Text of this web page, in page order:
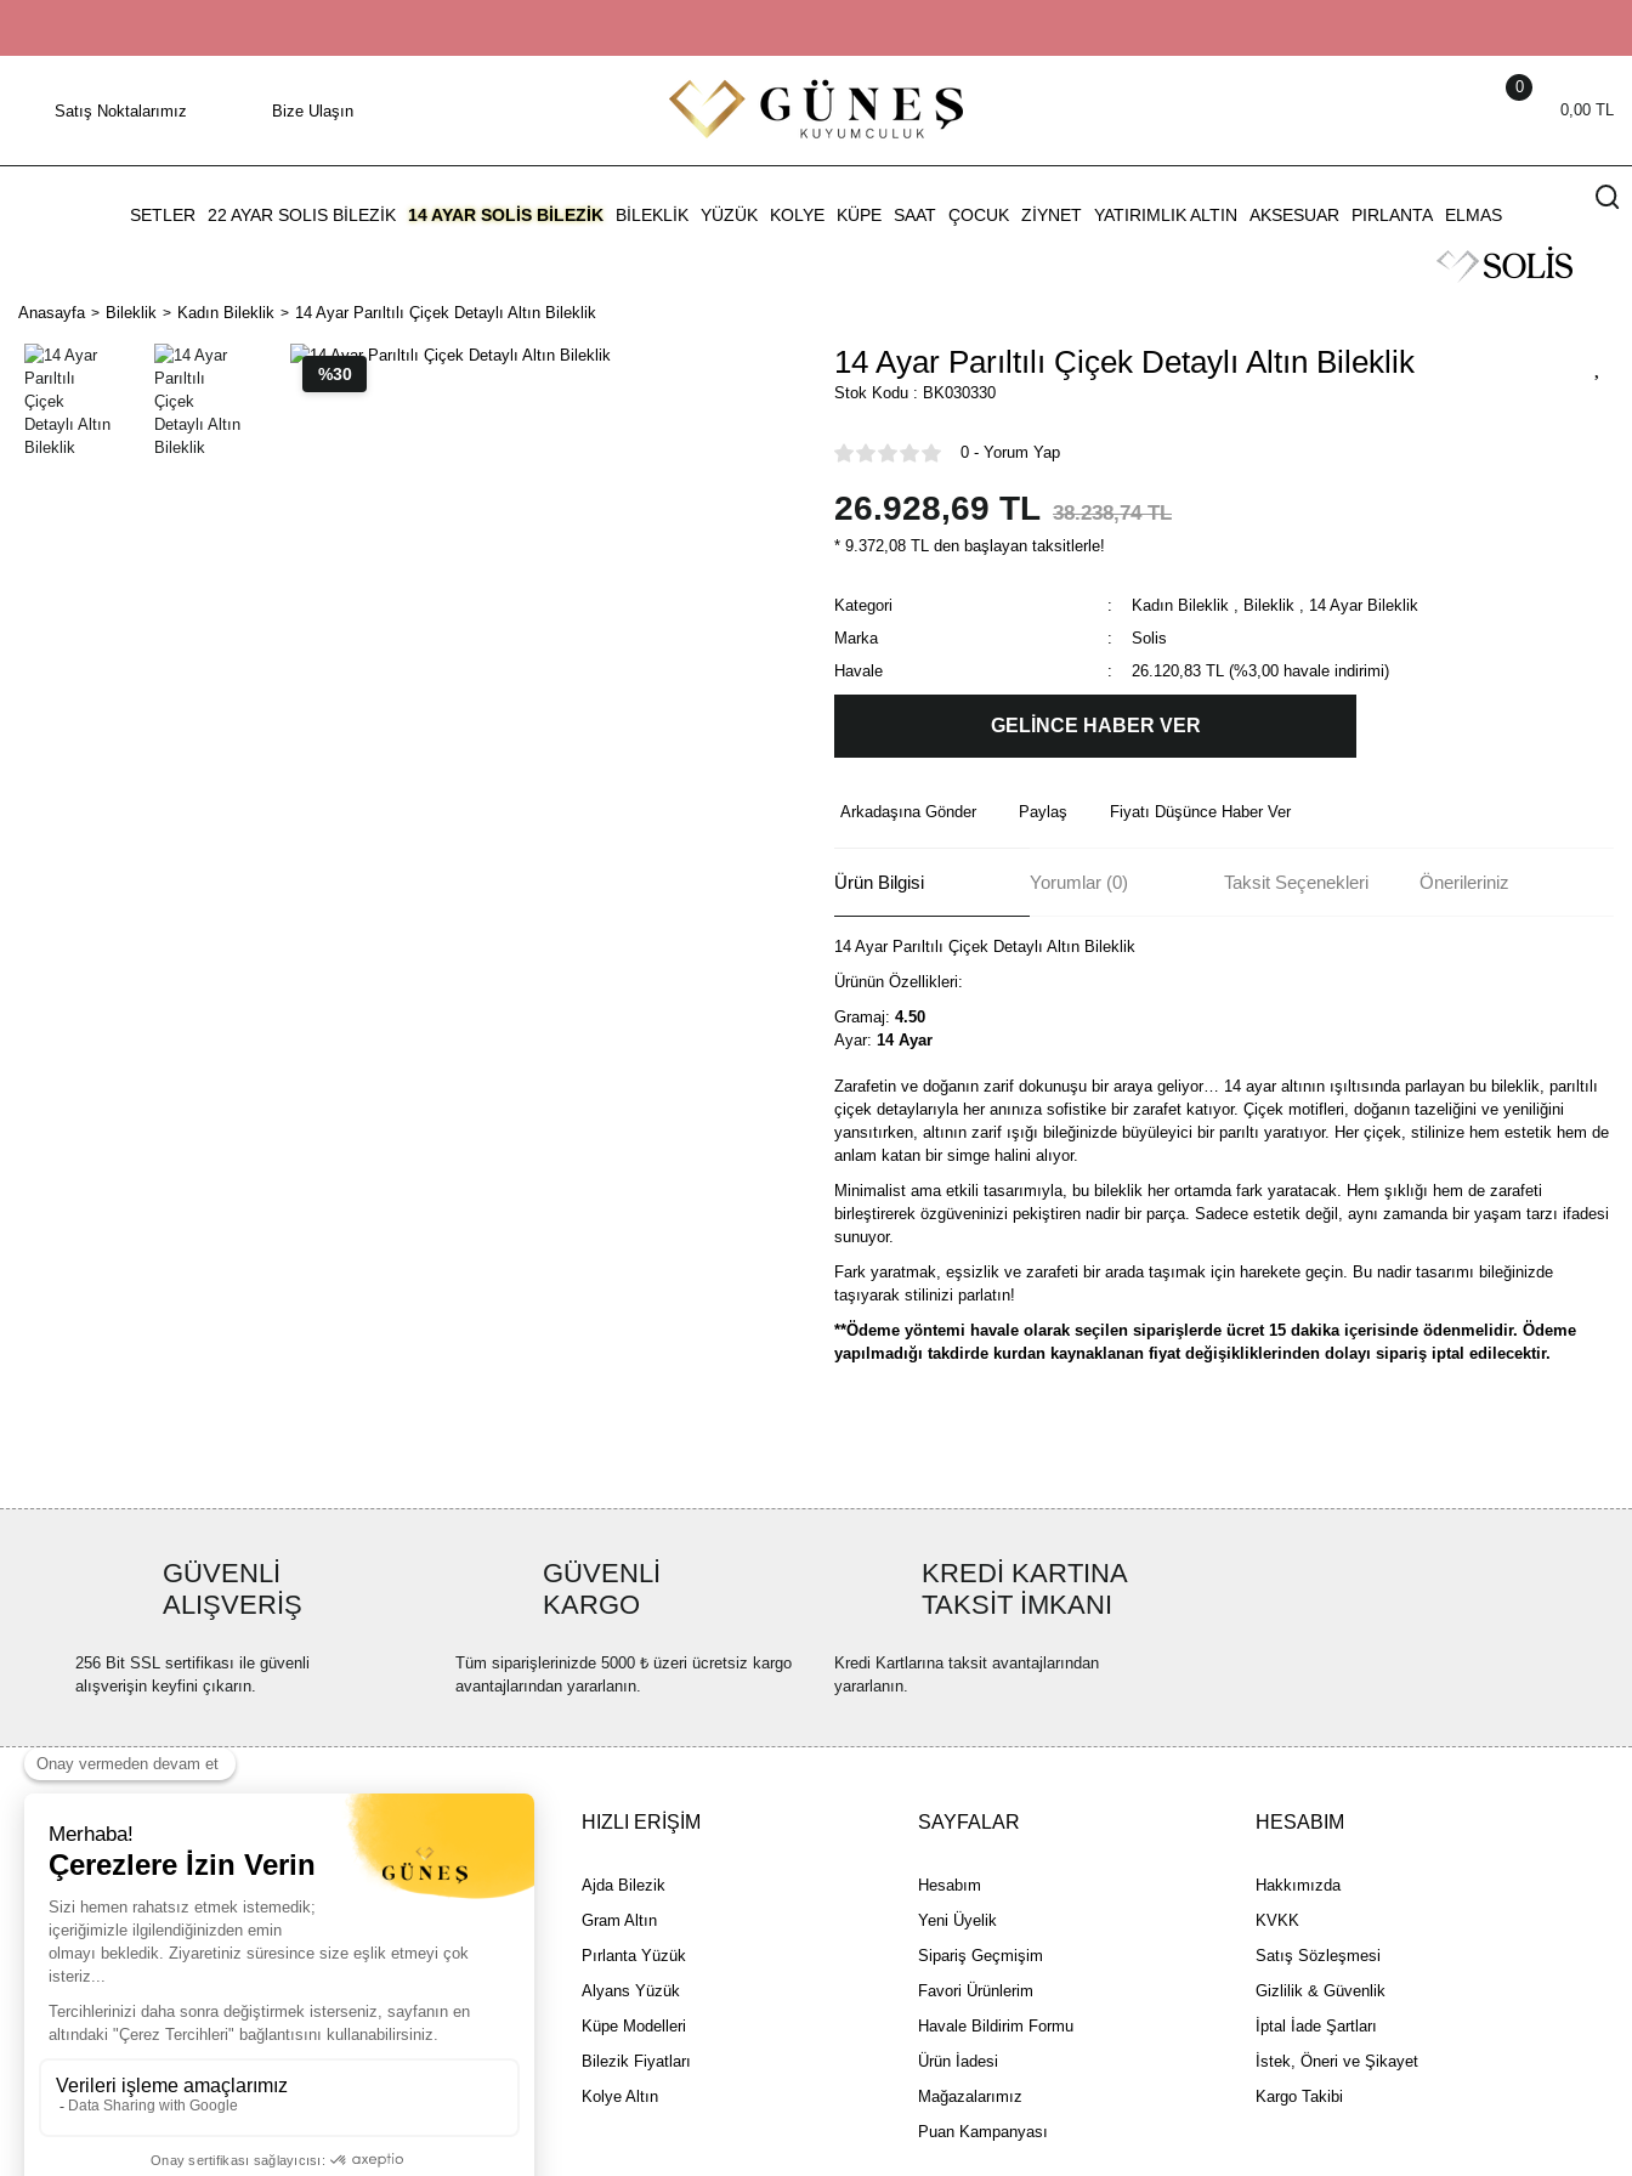
Satış Noktalarımız Bize Ulaşın 0,00 TL
0
SETLER 22 AYAR SOLIS BİLEZİK 14 AYAR SOLIS BILEZIK BILEKLIK YÜZÜK KOLYE KÜPE SAAT ÇOCUK ZIYNET YATIRIMLIK ALTIN AKSESUAR PIRLANTA ELMAS
Anasayfa Bileklik Kadın Bileklik 14 Ayar Parıltılı Çiçek Detaylı Altın Bileklik
%30 14 Ayar Parıltılı Çiçek Detaylı Altın Bileklik
Stok Kodu : BK030330
0 - Yorum Yap
26.928,69 TL 38.238,74 TL
* 9.372,08 TL den başlayan taksitlerle!
Kategori Kadın Bileklik , Bileklik , 14 Ayar Bileklik
Marka
Solis
Havale
26.120,83 TL (%3,00 havale indirimi)
GELİNCE HABER VER
Arkadaşına Gönder Paylaş Fiyatı Düşünce Haber Ver
Ürün Bilgisi Yorumlar (0) Taksit Seçenekleri Önerileriniz
14 Ayar Parıltılı Çiçek Detaylı Altın Bileklik
Ürünün Özellikleri:
Gramaj: 4.50
Ayar: 14 Ayar
Zarafetin ve doğanın zarif dokunuşu bir araya geliyor… 14 ayar altının ışıltısında parlayan bu bileklik, parıltılı
çiçek detaylarıyla her anınıza sofistike bir zarafet katıyor. Çiçek motifleri, doğanın tazeliğini ve yeniliğini
yansıtırken, altının zarif ışığı bileğinizde büyüleyici bir parıltı yaratıyor. Her çiçek, stilinize hem estetik hem de
anlam katan bir simge halini alıyor.
Minimalist ama etkili tasarımıyla, bu bileklik her ortamda fark yaratacak. Hem şıklığı hem de zarafeti
birleştirerek özgüveninizi pekiştiren nadir bir parça. Sadece estetik değil, aynı zamanda bir yaşam tarzı ifadesi
sunuyor.
Fark yaratmak, eşsizlik ve zarafeti bir arada taşımak için harekete geçin. Bu nadir tasarımı bileğinizde
taşıyarak stilinizi parlatın!
**Ödeme yöntemi havale olarak seçilen siparişlerde ücret 15 dakika içerisinde ödenmelidir. Ödeme
yapılmadığı takdirde kurdan kaynaklanan fiyat değişikliklerinden dolayı sipariş iptal edilecektir.
Ürün açıklamasında eksik bilgiler bulunuyor.
Ürün bilgilerinde hatalar bulunuyor.
Bu ürüne benzer farklı alternatifler olmalı.
GÜVENLİ
ALIŞVERİŞ
256 Bit SSL sertifikası ile güvenli
alışverişin keyfini çıkarın.
GÜVENLİ
KARGO
Tüm siparişlerinizde 5000 ₺ üzeri ücretsiz kargo
avantajlarından yararlanın.
KREDİ KARTINA
TAKSİT İMKANI
Kredi Kartlarına taksit avantajlarından
yararlanın.
HIZLI ERİŞİM
Ajda Bilezik
Gram Altın
Pırlanta Yüzük
Alyans Yüzük
Küpe Modelleri
Bilezik Fiyatları
Kolye Altın
SAYFALAR
Hesabım
Yeni Üyelik
Sipariş Geçmişim
Favori Ürünlerim
Havale Bildirim Formu
Ürün İadesi
Mağazalarımız
Puan Kampanyası
HESABIM
Hakkımızda
KVKK
Satış Sözleşmesi
Gizlilik & Güvenlik
İptal İade Şartları
İstek, Öneri ve Şikayet
Kargo Takibi